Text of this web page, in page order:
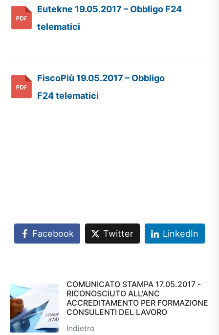
Eutekne 19.05.2017 – Obbligo F24
telematici
FiscoPiù 19.05.2017 – Obbligo
F24 telematici
Facebook Twitter LinkedIn
COMUNICATO STAMPA 17.05.2017 -
RICONOSCIUTO ALL'ANC
ACCREDITAMENTO PER FORMAZIONE
CONSULENTI DEL LAVORO
Indietro